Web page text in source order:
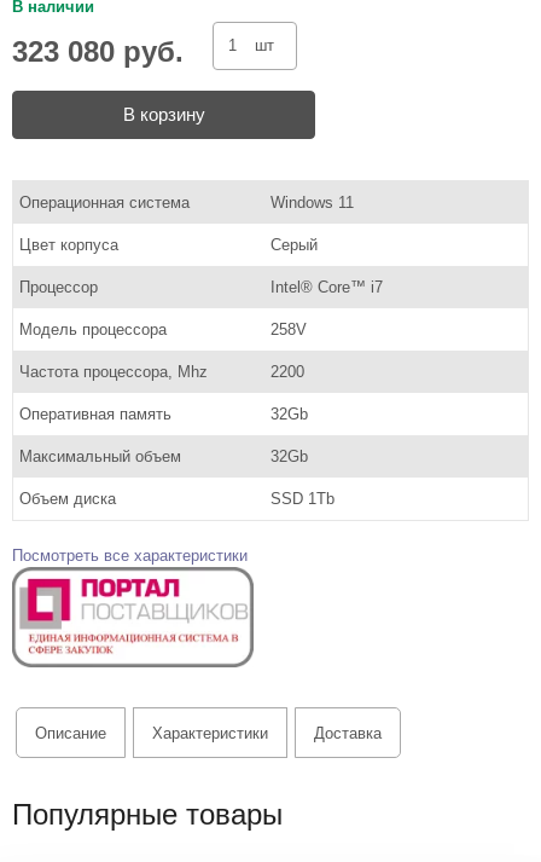
В наличии
323 080 руб. шт
В корзину
Операционная система Windows 11
Цвет корпуса Серый
Процессор Intel® Core™ i7
Модель процессора 258V
Частота процессора, Mhz 2200
Оперативная память 32Gb
Максимальный объем 32Gb
Объем диска SSD 1Tb
Посмотреть все характеристики
Описание Характеристики Доставка
Популярные товары